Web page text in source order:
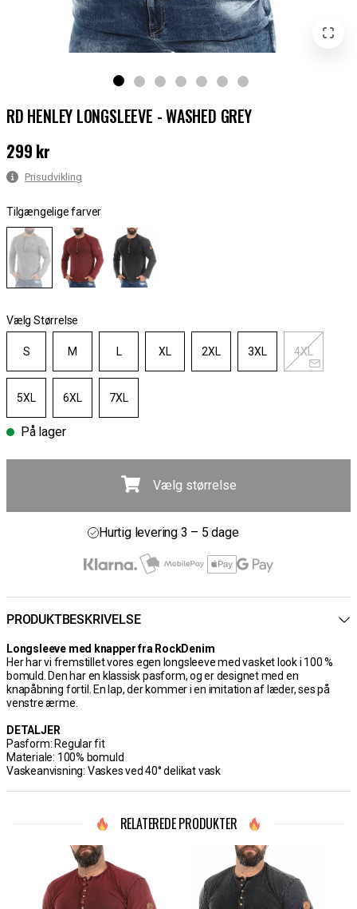
RD HENLEY LONGSLEEVE - WASHED GREY
Pris: 299 kr
299 kr
Prisudvikling
Tilgængelige farver
Vælg Størrelse
S M L XL 2XL 3XL 4XL
5XL 6XL 7XL
På lager
Vælg størrelse
30 dages åbent køb
Hurtig levering 3 – 5 dage
PRODUKTBESKRIVELSE
Longsleeve med knapper fra RockDenim
Her har vi fremstillet vores egen longsleeve med vasket look i 100 %
bomuld. Den har en klassisk pasform, og er designet med en
knapåbning fortil. En lap, der kommer i en imitation af læder, ses på
venstre ærme.
DETALJER
Pasform: Regular fit
Materiale: 100% bomuld
Vaskeanvisning: Vaskes ved 40° delikat vask
RELATEREDE PRODUKTER